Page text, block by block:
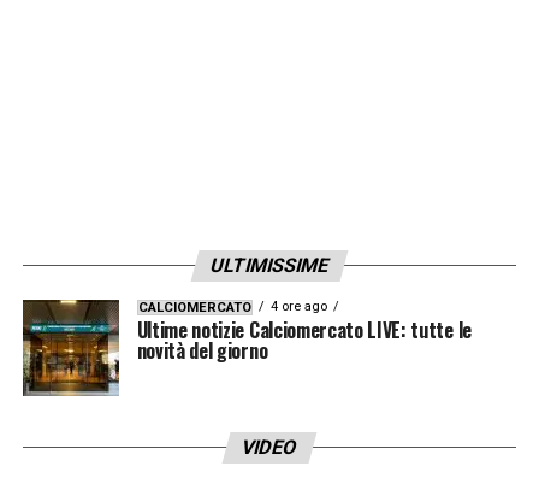
ULTIMISSIME
CALCIOMERCATO 4 ore ago
Ultime notizie Calciomercato LIVE: tutte le
novità del giorno
VIDEO